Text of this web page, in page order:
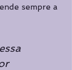
sempre a